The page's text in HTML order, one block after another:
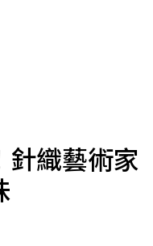
織藝術家